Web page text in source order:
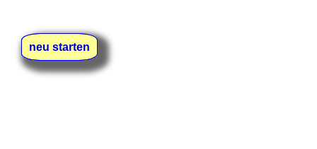
neu starten